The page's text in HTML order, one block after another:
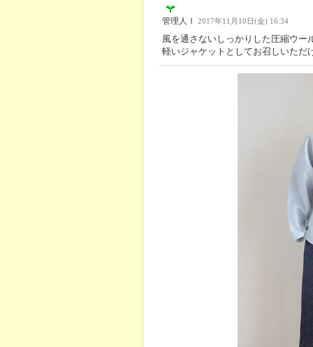
管理人Ｉ 2017年11月10日(金) 16:34
風を通さないしっかりした圧縮ウー
軽いジャケットとしてお召しいただ